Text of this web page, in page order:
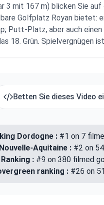
3 mit 167 m) blicken Sie auf
Golfplatz Royan bietet:
Putt-Platz, aber auch einen
18. Grün. Spielvergnügen
Betten Sie dieses Video
Dordogne : #1 on 7
Aquitaine : #2 on
Ranking : #9 on 380 filmed
ranking : #26 on